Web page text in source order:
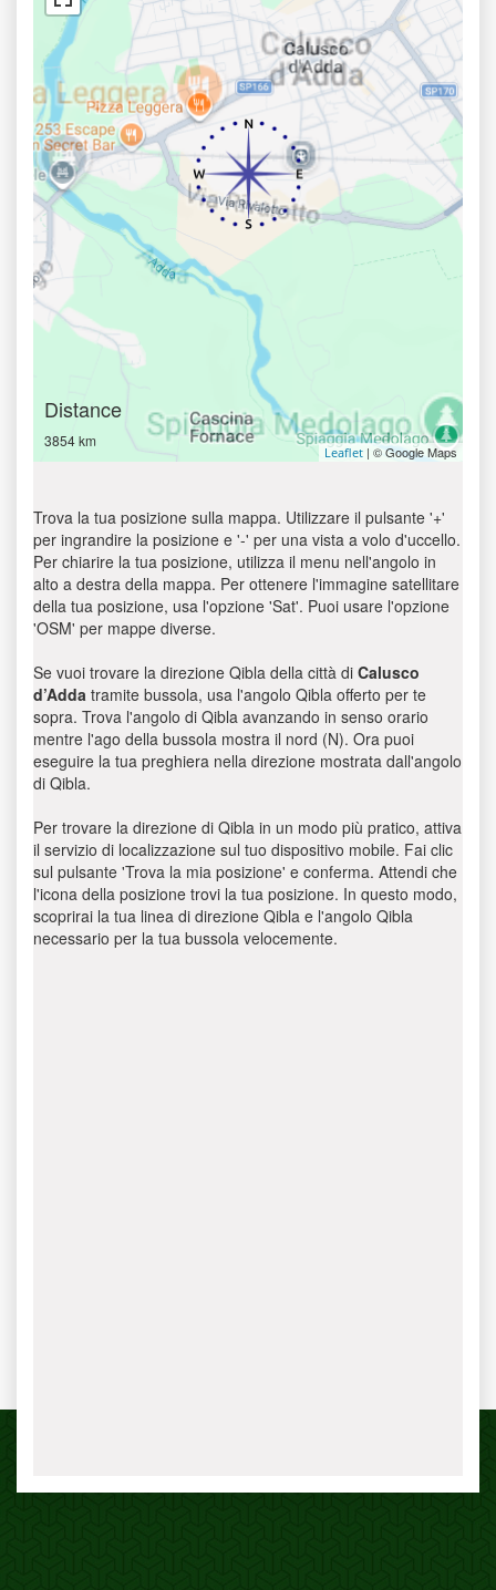
Distance
3854 km
Leaflet | © Google Maps
Trova la tua posizione sulla mappa. Utilizzare il pulsante '+'
per ingrandire la posizione e '-' per una vista a volo d'uccello.
Per chiarire la tua posizione, utilizza il menu nell'angolo in
alto a destra della mappa. Per ottenere l'immagine satellitare
della tua posizione, usa l'opzione 'Sat'. Puoi usare l'opzione
'OSM' per mappe diverse.
Se vuoi trovare la direzione Qibla della città di Calusco
d’Adda tramite bussola, usa l'angolo Qibla offerto per te
sopra. Trova l'angolo di Qibla avanzando in senso orario
mentre l'ago della bussola mostra il nord (N). Ora puoi
eseguire la tua preghiera nella direzione mostrata dall'angolo
di Qibla.
Per trovare la direzione di Qibla in un modo più pratico, attiva
il servizio di localizzazione sul tuo dispositivo mobile. Fai clic
sul pulsante 'Trova la mia posizione' e conferma. Attendi che
l'icona della posizione trovi la tua posizione. In questo modo,
scoprirai la tua linea di direzione Qibla e l'angolo Qibla
necessario per la tua bussola velocemente.